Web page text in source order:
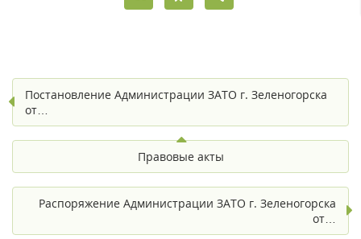
Постановление Администрации ЗАТО г. Зеленогорска
от…
Правовые акты
Распоряжение Администрации ЗАТО г. Зеленогорска
от…